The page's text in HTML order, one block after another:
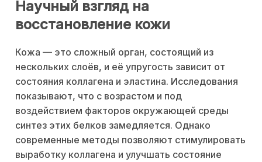
Научный взгляд на
восстановление кожи
Кожа — это сложный орган, состоящий из
нескольких слоёв, и её упругость зависит от
состояния коллагена и эластина. Исследования
показывают, что с возрастом и под
воздействием факторов окружающей среды
синтез этих белков замедляется. Однако
современные методы позволяют стимулировать
выработку коллагена и улучшать состояние